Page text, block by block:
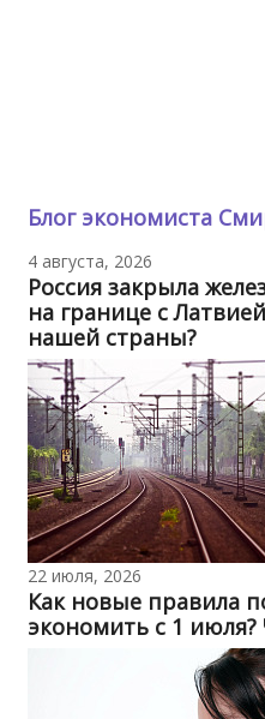
Блог экономиста
4 августа, 2026
Россия закрыла
на границе с
нашей страны?
22 июля, 2026
Как новые правила
экономить с 1